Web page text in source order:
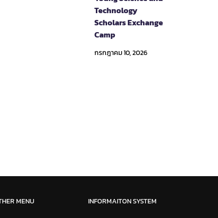
Technology
Scholars Exchange
Camp
กรกฎาคม 10, 2026
MENU INFORMAITON SYSTEM